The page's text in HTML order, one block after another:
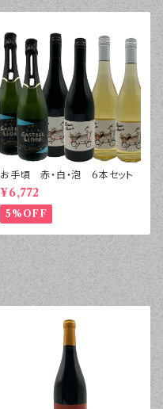
お手頃 赤・白・泡 6本セット
¥6,772
5%OFF